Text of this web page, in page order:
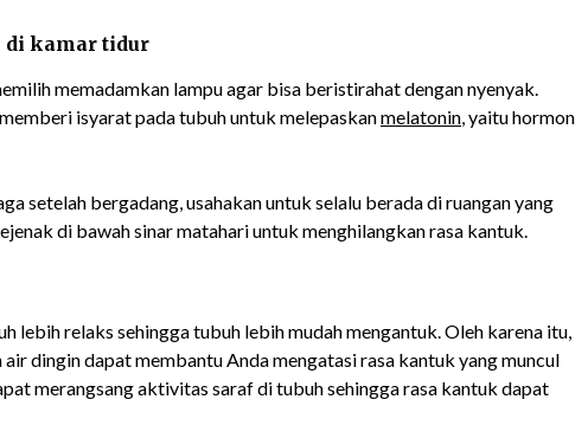
di kamar tidur
memadamkan lampu agar bisa beristirahat dengan nyenyak.
isyarat pada tubuh untuk melepaskanmelatonin , yaitu hormon
setelah bergadang, usahakan untuk selalu berada di ruangan yang
di bawah sinar matahari untuk menghilangkan rasa kantuk.
lebih relaks sehingga tubuh lebih mudah mengantuk. Oleh karena itu,
dingin dapat membantu Anda mengatasi rasa kantuk yang muncul
merangsang aktivitas saraf di tubuh sehingga rasa kantuk dapat